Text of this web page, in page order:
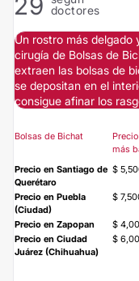
doctores
Un rostro más delgado
cirugía de Bolsas de
extraen las bolsas de
se depositan en el
consigue afinar los
Bolsas de Bichat
Precio
más
Precio en Santiago de
Querétaro
$
Precio en Puebla
(Ciudad)
$
Precio en Zapopan $
Precio en Ciudad
Juárez (Chihuahua)
$